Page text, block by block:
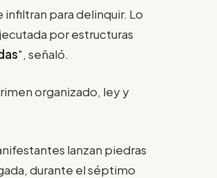
para delinquir. Lo
por estructuras
", señaló.
organizado, ley y
lanzan piedras
durante el séptimo